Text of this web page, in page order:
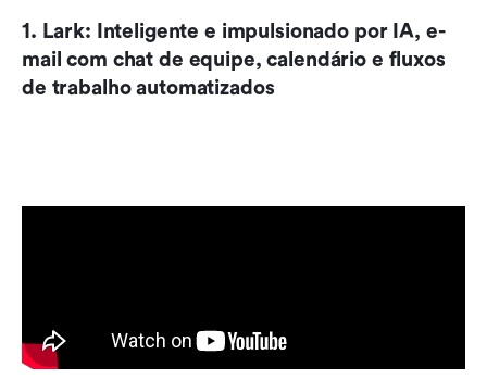
1. Lark: Inteligente e impulsionado por IA, e-
mail com chat de equipe, calendário e fluxos
de trabalho automatizados